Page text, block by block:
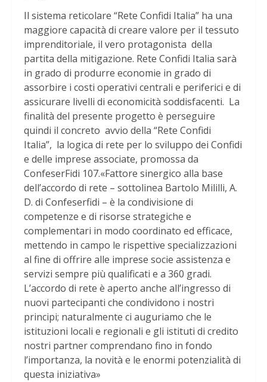
Il sistema reticolare “Rete Confidi Italia” ha una
maggiore capacità di creare valore per il tessuto
imprenditoriale, il vero protagonista della
partita della mitigazione. Rete Confidi Italia sarà
in grado di produrre economie in grado di
assorbire i costi operativi centrali e periferici e di
assicurare livelli di economicità soddisfacenti. La
finalità del presente progetto è perseguire
quindi il concreto avvio della “Rete Confidi
Italia”, la logica di rete per lo sviluppo dei Confidi
e delle imprese associate, promossa da
ConfeserFidi 107.«Fattore sinergico alla base
dell’accordo di rete – sottolinea Bartolo Mililli, A.
D. di Confeserfidi – è la condivisione di
competenze e di risorse strategiche e
complementari in modo coordinato ed efficace,
mettendo in campo le rispettive specializzazioni
al fine di offrire alle imprese socie assistenza e
servizi sempre più qualificati e a 360 gradi.
L’accordo di rete è aperto anche all’ingresso di
nuovi partecipanti che condividono i nostri
principi; naturalmente ci auguriamo che le
istituzioni locali e regionali e gli istituti di credito
nostri partner comprendano fino in fondo
l’importanza, la novità e le enormi potenzialità di
questa iniziativa»